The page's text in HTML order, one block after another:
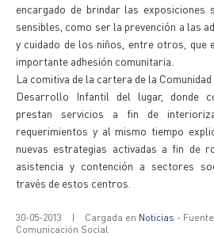
encargado de brindar las exposiciones
sensibles, como ser la prevención a las
y cuidado de los niños, entre otros, que
importante adhesión comunitaria.
La comitiva de la cartera de la
Desarrollo Infantil del lugar, donde
prestan servicios a fin de
requerimientos y al mismo tiempo
nuevas estrategias activadas a fin de
asistencia y contención a sectores
través de estos centros.
30-05-2013 | Cargada en Noticias -
Comunicación Social